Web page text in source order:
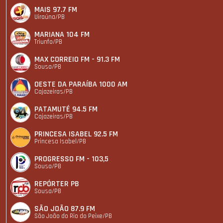
MAIS 97.7 FM
Uiraúna/PB
MARIANA 104 FM
Triunfo/PB
MAX CORREIO FM - 91.3 FM
Sousa/PB
OESTE DA PARAÍBA 1000 AM
Cajazeiras/PB
PATAMUTÉ 94.5 FM
Cajazeiras/PB
PRINCESA ISABEL 92.5 FM
Princesa Isabel/PB
PROGRESSO FM - 103,5
Sousa/PB
REPÓRTER PB
Sousa/PB
SÃO JOÃO 87.9 FM
São João do Rio do Peixe/PB